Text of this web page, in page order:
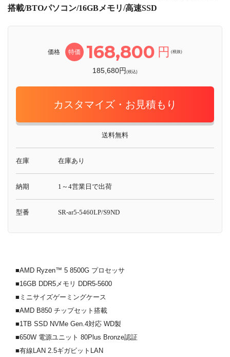
搭載/BTOパソコン/16GBメモリ/高速SSD
価格 特価 168,800 円 (税抜)
185,680円(税込)
カスタマイズ・お見積もり
送料無料
在庫 在庫あり
納期 1～4営業日で出荷
型番 SR-ar5-5460LP/S9ND
■AMD Ryzen™ 5 8500G プロセッサ
■16GB DDR5メモリ DDR5-5600
■ミニサイズゲーミングケース
■AMD B850 チップセット搭載
■1TB SSD NVMe Gen.4対応 WD製
■650W 電源ユニット 80Plus Bronze認証
■有線LAN 2.5ギガビットLAN